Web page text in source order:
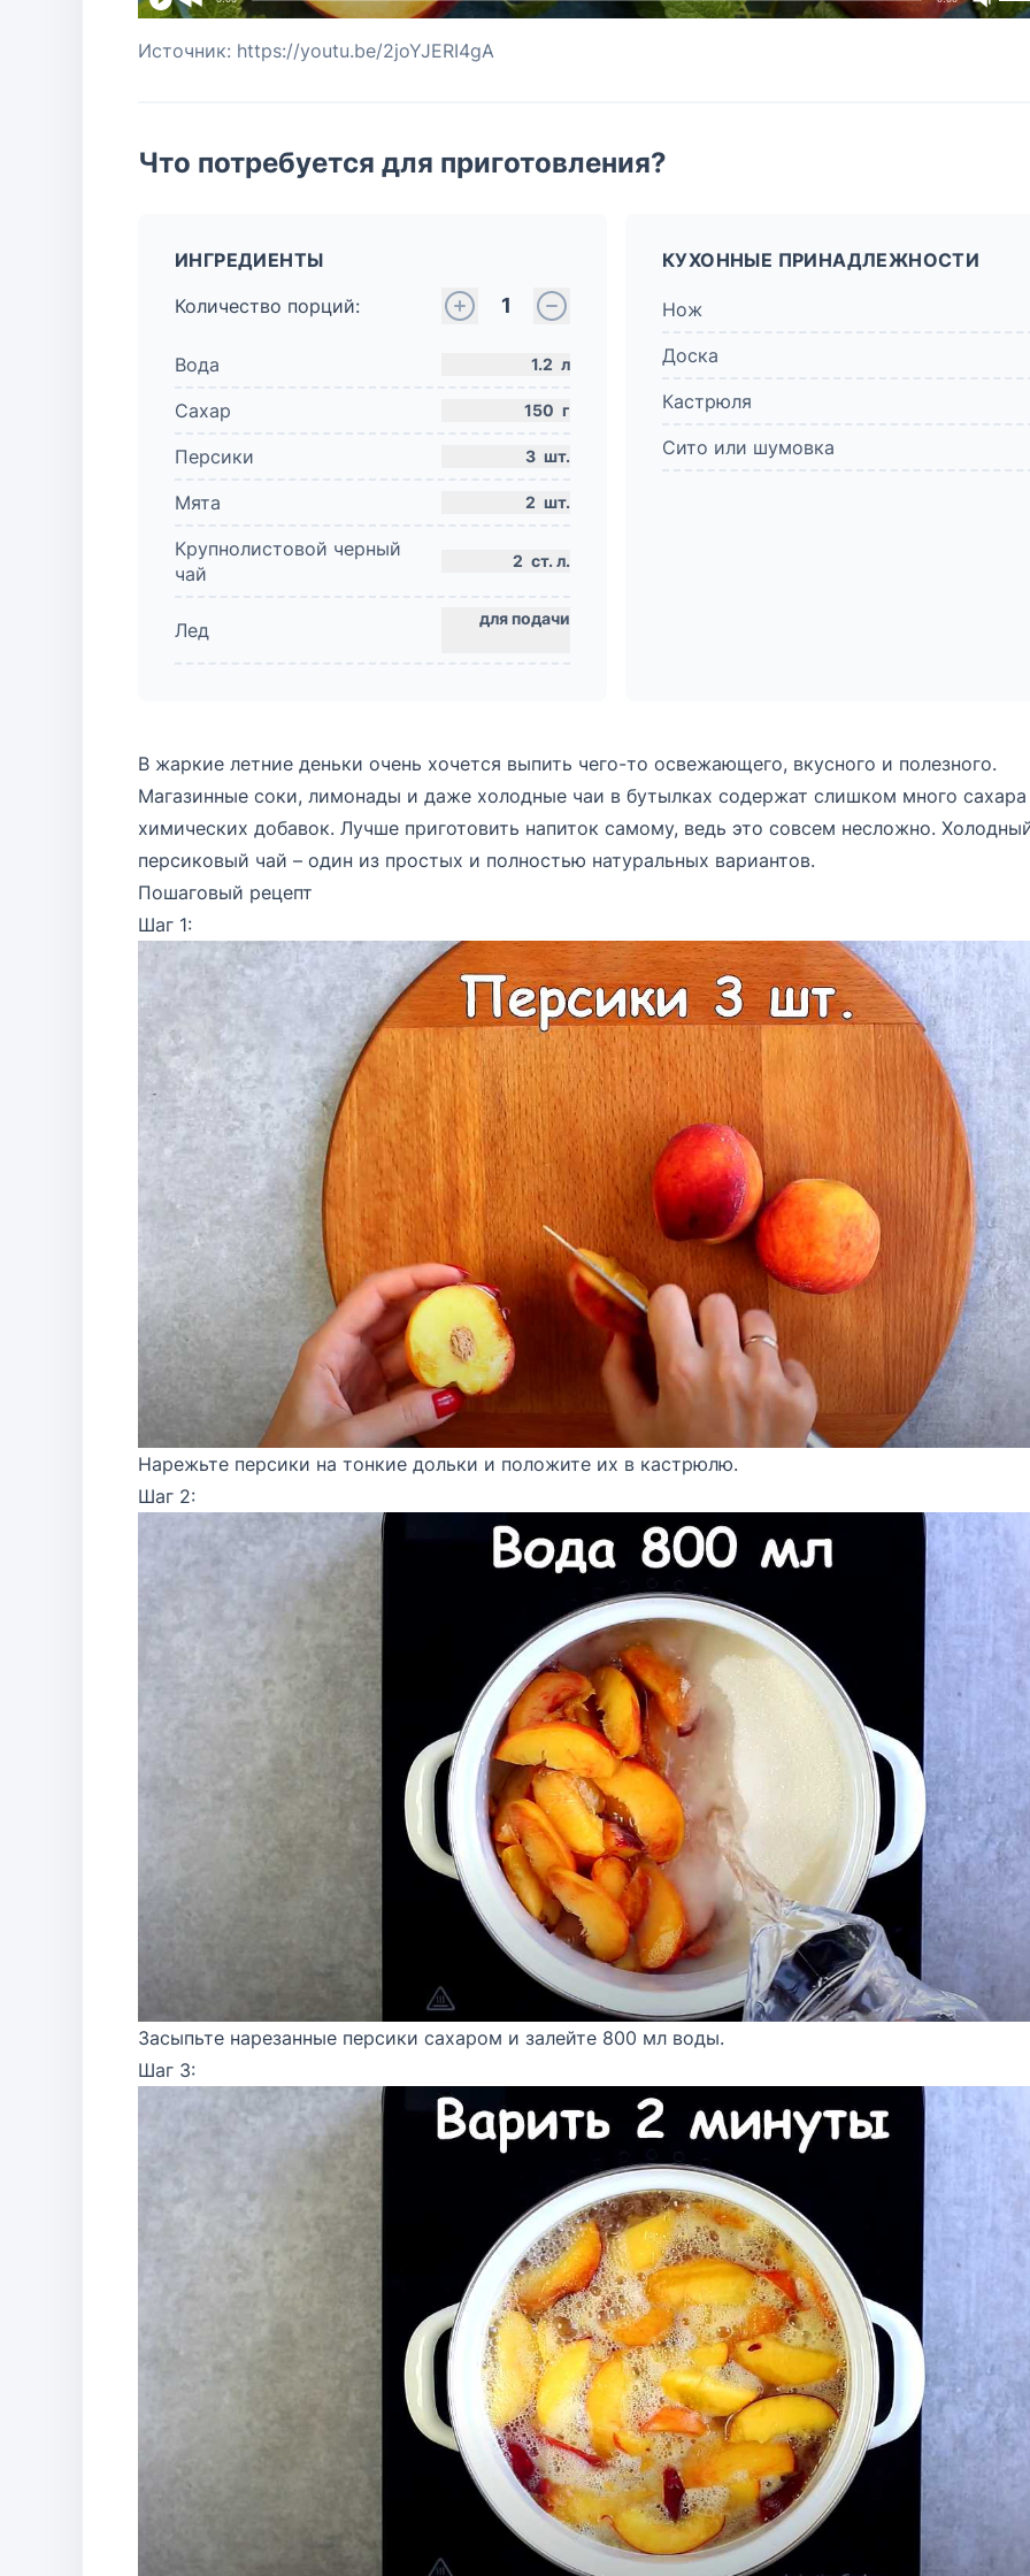
Источник: https://youtu.be/2joYJERI4gA
Что потребуется для приготовления?
ИНГРЕДИЕНТЫ
Количество порций:
1
Вода 1.2 л
Сахар 150 г
Персики 3 шт.
Мята 2 шт.
Крупнолистовой черный
чай
2 ст. л.
Лед
КУХОННЫЕ ПРИНАДЛЕЖНОСТИ
Нож
Доска
Кастрюля
Сито или шумовка
В жаркие летние деньки очень хочется выпить чего-то освежающего, вкусного и полезного.
Магазинные соки, лимонады и даже холодные чаи в бутылках содержат слишком много
химических добавок. Лучше приготовить напиток самому, ведь это совсем несложно.
персиковый чай – один из простых и полностью натуральных вариантов.
Пошаговый рецепт
Шаг 1:
Нарежьте персики на тонкие дольки и положите их в кастрюлю.
Шаг 2:
Засыпьте нарезанные персики сахаром и залейте 800 мл воды.
Шаг 3: